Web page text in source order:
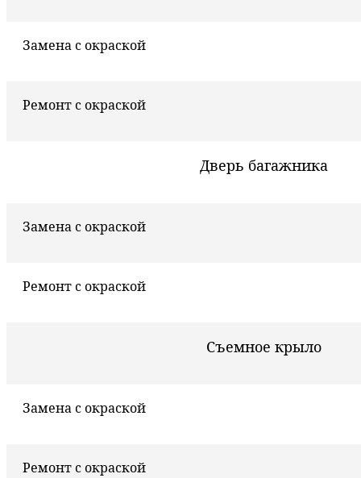
Замена с окраской
Ремонт с окраской
Дверь багажника
Замена с окраской
Ремонт с окраской
Съемное крыло
Замена с окраской
Ремонт с окраской